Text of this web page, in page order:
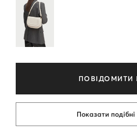
ПОВІДОМИТИ
Показати